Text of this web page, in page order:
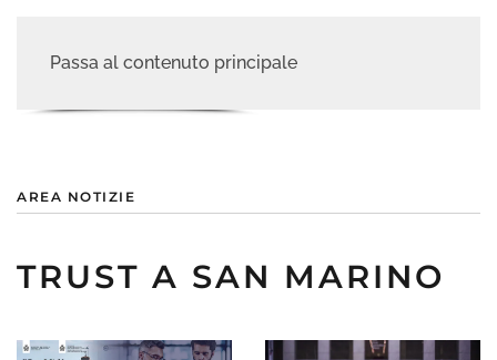
Passa al contenuto principale
AREA NOTIZIE
TRUST A SAN MARINO